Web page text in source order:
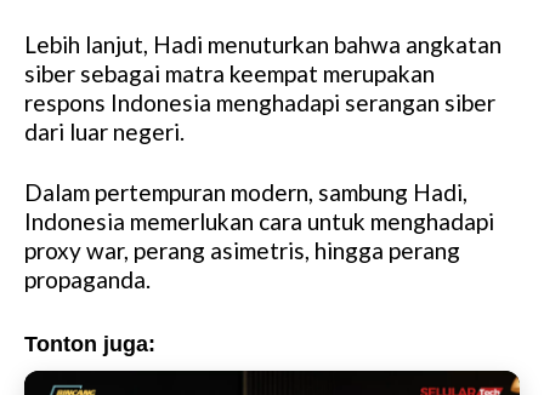
Lebih lanjut, Hadi menuturkan bahwa angkatan
siber sebagai matra keempat merupakan
respons Indonesia menghadapi serangan siber
dari luar negeri.
Dalam pertempuran modern, sambung Hadi,
Indonesia memerlukan cara untuk menghadapi
proxy war, perang asimetris, hingga perang
propaganda.
Tonton juga: